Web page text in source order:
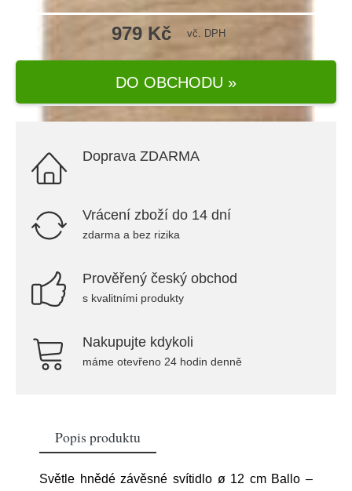
979 Kč vč. DPH
DO OBCHODU »
Doprava ZDARMA
Vrácení zboží do 14 dní
zdarma a bez rizika
Prověřený český obchod
s kvalitními produkty
Nakupujte kdykoli
máme otevřeno 24 hodin denně
Popis produktu
Světle hnědé závěsné svítidlo ø 12 cm Ballo –